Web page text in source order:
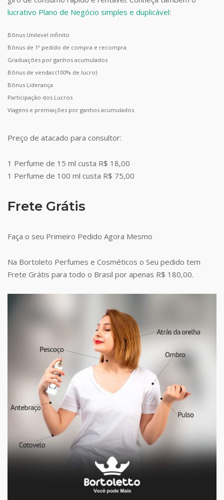
lucrativo Plano de Negócio simples e duplicável:
Bônus Unilevel infinito
Bônus de 1º pedido de compra e recompra
Graduações por ganhos acumulados
Bônus de vendas (100% de lucro)
Bônus Liderança
Participação dos Lucros
Viagens e premiações por ganhos acumulados
Preço de atacado para consultor:
1 Perfume de 15 ml custa R$ 18,00
1 Perfume de 100 ml custa R$ 75,00
Frete Grátis
Faça o seu Primeiro Pedido Agora Mesmo
Na Bortoleto Perfumes e Cosméticos o Seu pedido tem
Frete Grátis para todo o Brasil por apenas R$ 180,00.